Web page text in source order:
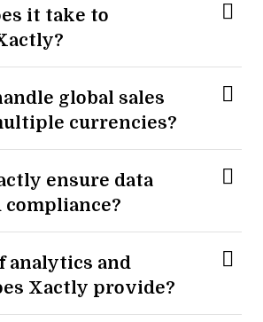
it take to
global sales
currencies?
ensure data
analytics and
Xactly provide?